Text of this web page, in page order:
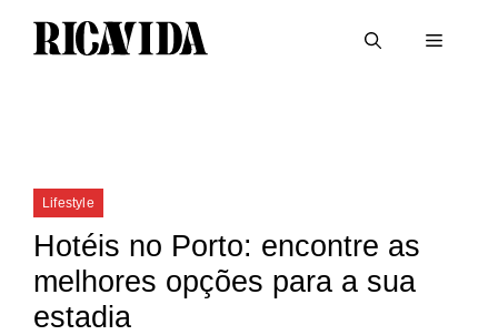
Categorias
Lifestyle
Hotéis no Porto: encontre as
melhores opções para a sua
estadia